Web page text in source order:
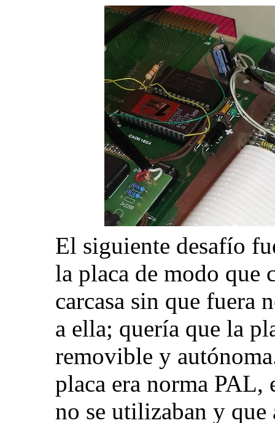
El siguiente desafío
la placa de modo que
carcasa sin que fuera
a ella; quería que la
removible y
placa era norma
no se utilizaban y que